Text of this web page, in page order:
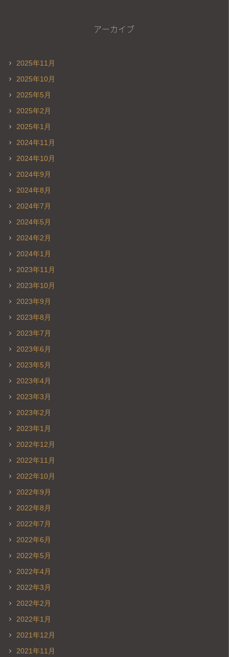
アーカイブ
2025年11月
2025年10月
2025年5月
2025年2月
2025年1月
2024年11月
2024年10月
2024年9月
2024年8月
2024年7月
2024年5月
2024年2月
2024年1月
2023年11月
2023年10月
2023年9月
2023年8月
2023年7月
2023年6月
2023年5月
2023年4月
2023年3月
2023年2月
2023年1月
2022年12月
2022年11月
2022年10月
2022年9月
2022年8月
2022年7月
2022年6月
2022年5月
2022年4月
2022年3月
2022年2月
2022年1月
2021年12月
2021年11月